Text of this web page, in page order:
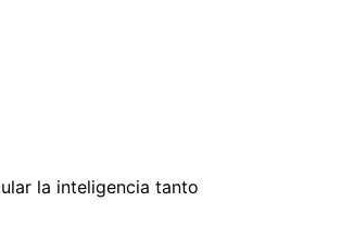
la inteligencia tanto